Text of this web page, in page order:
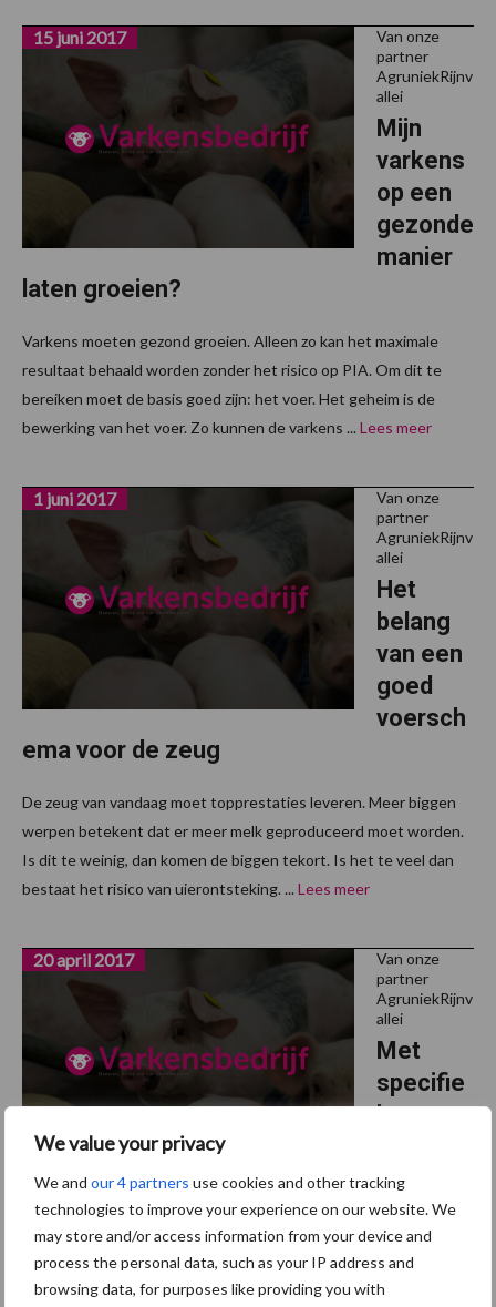
We value your privacy
We and our 4 partners use cookies and other tracking
technologies to improve your experience on our website. We
may store and/or access information from your device and
process the personal data, such as your IP address and
browsing data, for purposes like providing you with
Van onze
partner
AgruniekRijnv
allei
Mijn
varkens
op een
gezonde
manier
laten groeien?
15 juni 2017
Varkens moeten gezond groeien. Alleen zo kan het maximale
resultaat behaald worden zonder het risico op PIA. Om dit te
bereiken moet de basis goed zijn: het voer. Het geheim is de
bewerking van het voer. Zo kunnen de varkens ... Lees meer
Van onze
partner
AgruniekRijnv
allei
Het
belang
van een
goed
voersch
ema voor de zeug
1 juni 2017
De zeug van vandaag moet topprestaties leveren. Meer biggen
werpen betekent dat er meer melk geproduceerd moet worden.
Is dit te weinig, dan komen de biggen tekort. Is het te veel dan
bestaat het risico van uierontsteking. ... Lees meer
Van onze
partner
AgruniekRijnv
allei
Met
specifie
ke
ofbewer
kingen valt veel winst te halen
20 april 2017
De kwaliteit en de bewerking van de grondstoffen in het voer
beïnvloedt de vertering in de maag van het varken. Een goede